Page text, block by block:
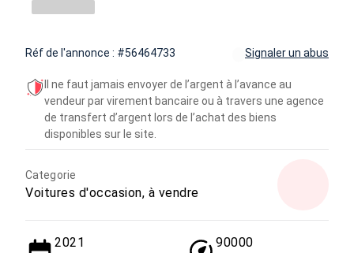
Réf de l'annonce : #56464733 Signaler un abus
Il ne faut jamais envoyer de l’argent à l’avance au
vendeur par virement bancaire ou à travers une agence
de transfert d’argent lors de l’achat des biens
disponibles sur le site.
Categorie
Voitures d'occasion, à vendre
2021 90000